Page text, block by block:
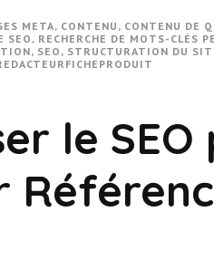
META, CONTENU , CONTENU DE
SEO , RECHERCHE DE MOTS-CLÉS
, SEO , STRUCTURATION DU
le SEO